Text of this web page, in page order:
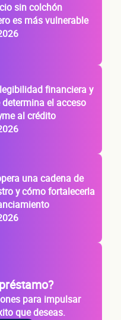
sin colchón
es más vulnerable
financiera y
determina el acceso
al crédito
una cadena de
y cómo fortalecerla
para impulsar
que deseas.